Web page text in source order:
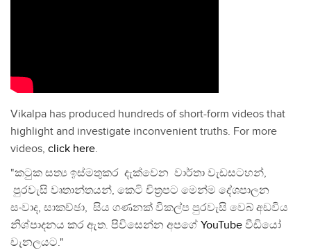
Vikalpa has produced hundreds of short-form videos that
highlight and investigate inconvenient truths. For more
videos, click here.
"කටුක සත්‍ය ඉස්මතුකර දැක්වෙන වාර්තා වැඩසටහන්,
පුරවැසි වෘතාන්තයන්, කෙටි චිත්‍රපට මෙන්ම දේශපාලන
සංවාද, සාකච්ඡා, සිය ගණනක් විකල්ප පුරවැසි වෙබ් අඩවිය
නිශ්පාදනය කර ඇත. පිවිසෙන්න අපගේ YouTube වීඩියෝ
චැනලයට."